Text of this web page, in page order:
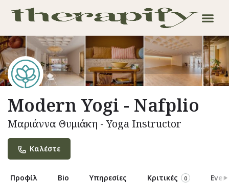
Modern Yogi - Nafplio
Μαριάννα Θυμιάκη - Yoga Instructor
Καλέστε
Προφίλ Bio Υπηρεσίες Κριτικές 0